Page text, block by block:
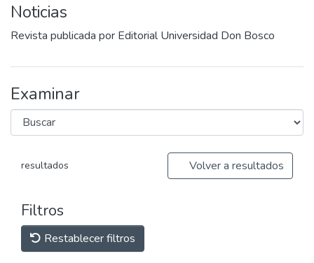
Noticias
Revista publicada por Editorial Universidad Don Bosco
Examinar
resultados Volver a resultados
Filtros
Restablecer filtros